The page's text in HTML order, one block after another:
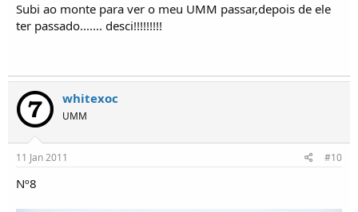
Subi ao monte para ver o meu UMM passar,depois de ele
ter passado....... desci!!!!!!!!!
whitexoc
UMM
11 Jan 2011 #10
Nº8